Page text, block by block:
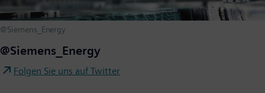
@Siemens_Energy
@Siemens_Energy
Folgen Sie uns auf Twitter